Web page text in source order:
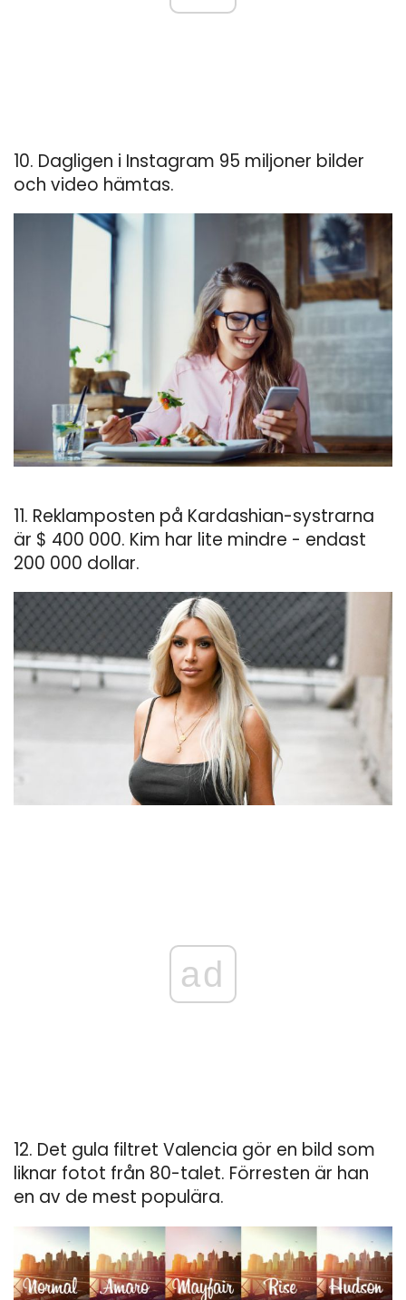
10. Dagligen i Instagram 95 miljoner bilder
och video hämtas.
11. Reklamposten på Kardashian-systrarna
är $ 400 000. Kim har lite mindre - endast
200 000 dollar.
ad
12. Det gula filtret Valencia gör en bild som
liknar fotot från 80-talet. Förresten är han
en av de mest populära.